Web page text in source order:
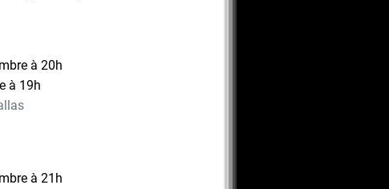
à 20h
à 19h
à 21h